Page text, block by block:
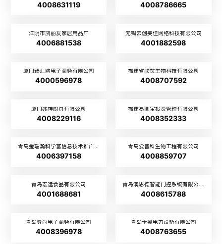
4008631119 4008786665
江阴市凯丽友家居用品厂
4006881538
无锡云创美佳网络科技有限公司
4001882598
厦门臻汇购电子商务有限公司
4000596978
福建省联赞生物科技有限公司
4008707592
厦门兆神厨具有限公司
4008229116
福建易期宝投资管理有限公司
4008352333
青岛金瑞瀚科学富信息技术推广有限公司
4006397158
青岛爱普科生物工程有限公司
4008859707
青岛宏运食品有限公司
4001688681
青岛澳思德智能门控系统有限公司
4008615788
青岛尊尚电子商务有限公司
4008396978
青岛卡奥电力设备有限公司
4008763655